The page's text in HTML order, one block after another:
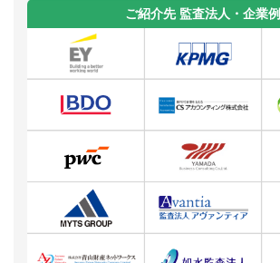
ご紹介先 監査法人・企業例